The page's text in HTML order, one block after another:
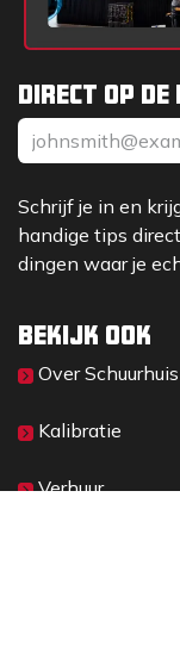
Direct op de
Schrijf je in en
handige tips
dingen waar je
Bekijk ook
Over Sc​huurhuis
Kalibratie
Verhuur